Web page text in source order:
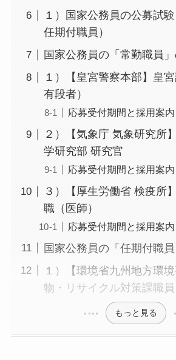
１）国家公務員の公募試
任期付職員）
国家公務員の「常勤職員
１）【皇宮警察本部】皇
有段者）
応募受付期間と採用案内
２）【気象庁 気象研究所
学研究部 研究官
応募受付期間と採用案内
３）【厚生労働省 検疫所
職（医師）
応募受付期間と採用案内
国家公務員の「任期付職
１）【環境省九州地方環
物・リサイクル対策課職員
もっと見る